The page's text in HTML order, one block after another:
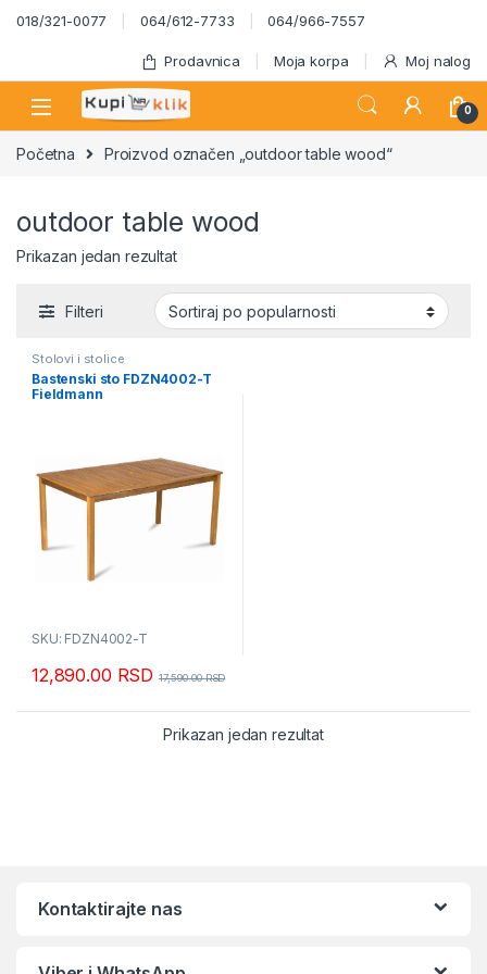
Skip to navigation
Skip to content
018/321-0077 064/612-7733 064/966-7557
Prodavnica Moja korpa Moj nalog
0
Početna Proizvod označen „outdoor table wood“
outdoor table wood
Prikazan jedan rezultat
Filteri
Stolovi i stolice
Bastenski sto FDZN4002-T
Fieldmann
SKU: FDZN4002-T
12,890.00 RSD 17,590.00RSD
Prikazan jedan rezultat
Kontaktirajte nas